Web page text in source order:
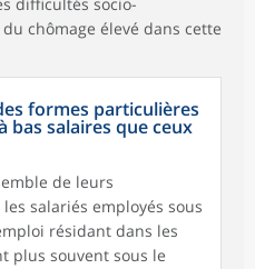
chômage élevé dans cette
formes particulières
bas salaires que ceux
de leurs
salariés employés sous
résidant dans les
plus souvent sous le